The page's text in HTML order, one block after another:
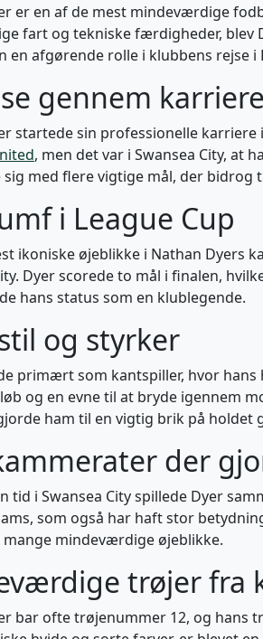
er en af de mest mindeværdige
fart og tekniske færdigheder, blev
en afgørende rolle i klubbens rejse
gennem
startede sin professionelle
, men det var i Swansea City, at
med flere vigtige mål, der bidrog
i League Cup
ikoniske øjeblikke i Nathan Dyers
Dyer scorede to mål i finalen,
hans status som en klublegende.
og styrker
primært som kantspiller, hvor
og en evne til at bryde igennem
ham til en vigtig brik på holdet
der
tid i Swansea City spillede Dyer
som også har haft stor
mindeværdige øjeblikke.
trøjer fra
bar ofte trøjenummer 12, og hans